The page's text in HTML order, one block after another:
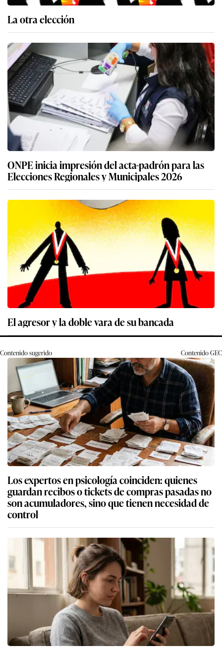
La otra elección
ONPE inicia impresión del acta-padrón para las
Elecciones Regionales y Municipales 2026
El agresor y la doble vara de su bancada
Contenido sugerido ContenidoGEC
Los expertos en psicología coinciden: quienes
guardan recibos o tickets de compras pasadas no
son acumuladores, sino que tienen necesidad de
control